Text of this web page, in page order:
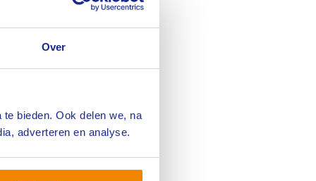
Over
bieden. Ook delen we, na
adverteren en analyse.
we op
Iris
te
dat we in
het RCF.
een andere